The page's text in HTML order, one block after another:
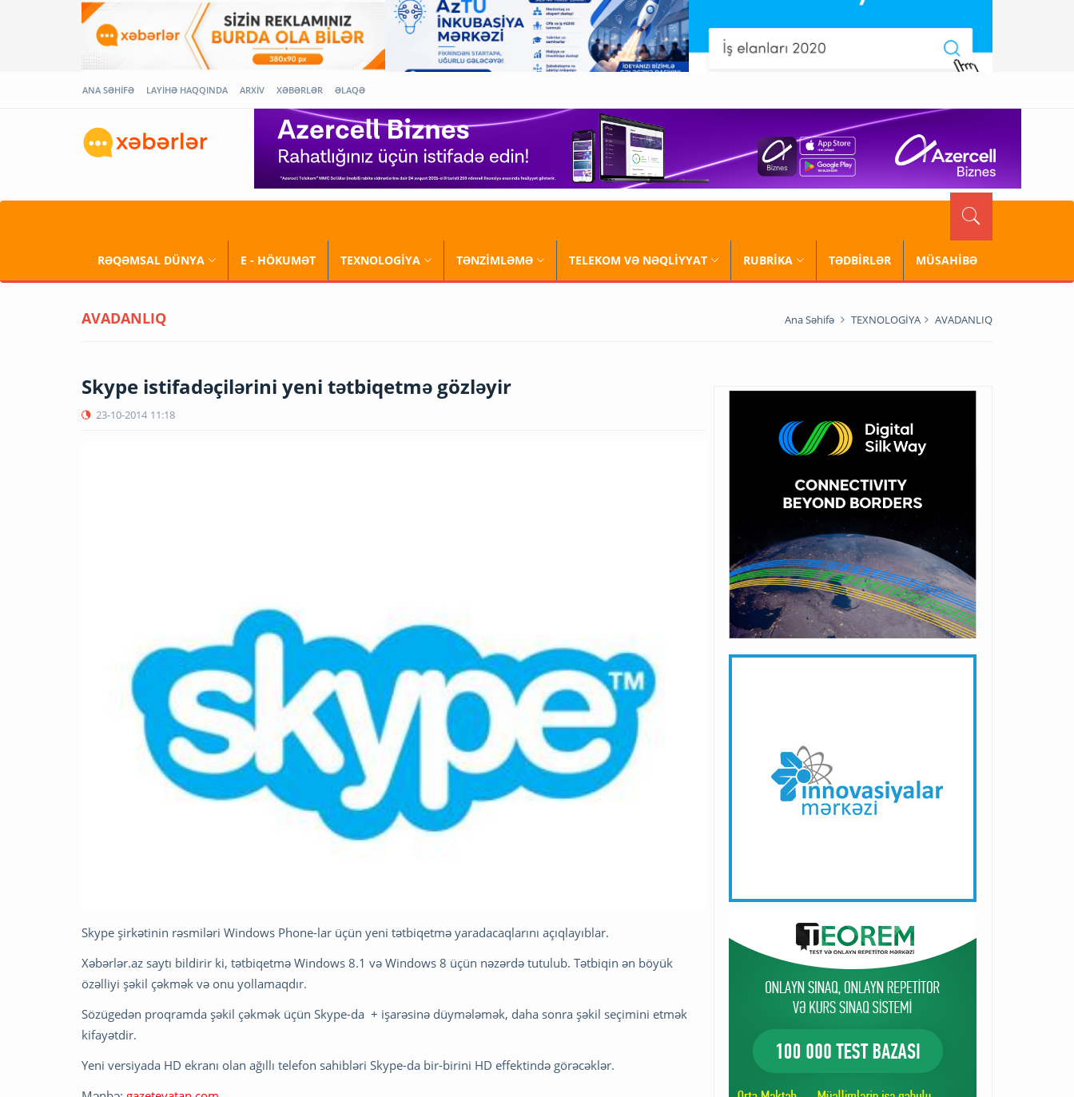
ANA SƏHİFƏ LAYİHƏ HAQQINDA ARXİV XƏBƏRLƏR ƏLAQƏ
RƏQƏMSAL DÜNYA E - HÖKUMƏT TEXNOLOGİYA TƏNZİMLƏMƏ TELEKOM VƏ NƏQLİYYAT RUBRİKA TƏDBİRLƏR MÜSAHİBƏ
AVADANLIQ Ana Səhifə TEXNOLOGİYA AVADANLIQ
Skype istifadəçilərini yeni tətbiqetmə gözləyir
23-10-2014 11:18
Skype şirkətinin rəsmiləri Windows Phone-lar üçün yeni tətbiqetmə yaradacaqlarını açıqlayıblar.
Xəbərlər.az saytı bildirir ki, tətbiqetmə Windows 8.1 və Windows 8 üçün nəzərdə tutulub. Tətbiqin ən böyük
özəlliyi şəkil çəkmək və onu yollamaqdır.
Sözügedən proqramda şəkil çəkmək üçün Skype-da + işarəsinə düymələmək, daha sonra şəkil seçimini etmək
kifayətdir.
Yeni versiyada HD ekranı olan ağıllı telefon sahibləri Skype-da bir-birini HD effektində görəcəklər.